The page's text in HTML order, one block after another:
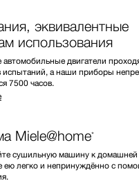
эквивалентные
использования
двигатели
испытаний, а наши приборы
7500 часов.
Miele@home*
сушильную машину к домашней
ею легко и непринуждённо с